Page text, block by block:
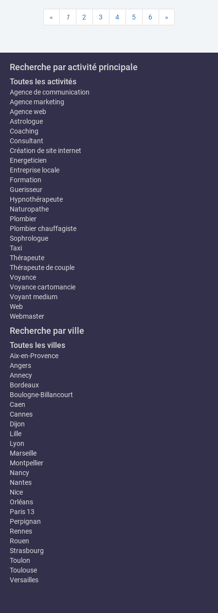
« 1 2 3 4 5 6 »
Recherche par activité principale
Toutes les activités
Agence de communication
Agence marketing
Agence web
Astrologue
Coaching
Consultant
Création de site internet
Energeticien
Entreprise locale
Formation
Guerisseur
Hypnothérapeute
Naturopathe
Plombier
Plombier chauffagiste
Sophrologue
Taxi
Thérapeute
Thérapeute de couple
Voyance
Voyance cartomancie
Voyant medium
Web
Webmaster
Recherche par ville
Toutes les villes
Aix-en-Provence
Angers
Annecy
Bordeaux
Boulogne-Billancourt
Caen
Cannes
Dijon
Lille
Lyon
Marseille
Montpellier
Nancy
Nantes
Nice
Orléans
Paris 13
Perpignan
Rennes
Rouen
Strasbourg
Toulon
Toulouse
Versailles